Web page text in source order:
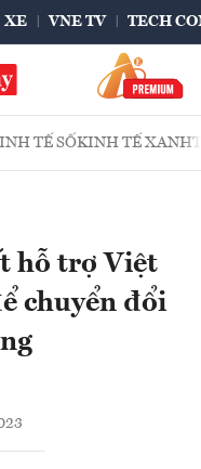
XE VNE TV TECH
TẾ SỐKINH TẾ XANH
hỗ trợ Việt
chuyển đổi